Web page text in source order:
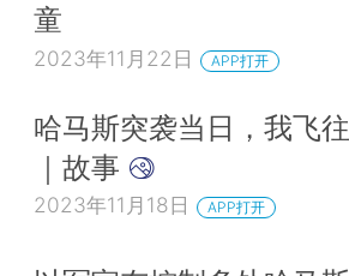
童
2023年11月22日 APP打开
哈马斯突袭当日，我飞
｜故事
2023年11月18日 APP打开